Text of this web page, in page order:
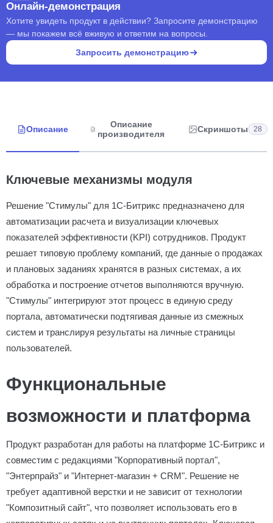
Онлайн-демонстрация
Хотите увидеть продукт в действии? Запросите демонстрацию
— мы покажем всё вживую и ответим на вопросы.
Запросить демонстрацию
Описание
Описание
производителя
Скриншоты 28
Ключевые механизмы модуля
Решение "Стимулы" для 1С-Битрикс предназначено для
автоматизации расчета и визуализации ключевых
показателей эффективности (KPI) сотрудников. Продукт
решает типовую проблему компаний, где данные о продажах
и плановых заданиях хранятся в разных системах, а их
обработка и построение отчетов выполняются вручную.
"Стимулы" интегрируют этот процесс в единую среду
портала, автоматически подтягивая данные из смежных
систем и транслируя результаты на личные страницы
пользователей.
Функциональные
возможности и платформа
Продукт разработан для работы на платформе 1С-Битрикс и
совместим с редакциями "Корпоративный портал",
"Энтерпрайз" и "Интернет-магазин + CRM". Решение не
требует адаптивной верстки и не зависит от технологии
"Композитный сайт", что позволяет использовать его в